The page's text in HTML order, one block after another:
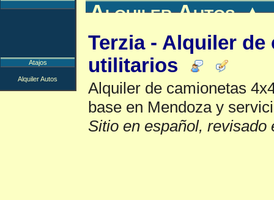
Alquiler Autos▲
Terzia - Alquiler de
utilitarios
Alquiler de camionetas
base en Mendoza y
Sitio en español, revisado
Atajos
Alquiler Autos